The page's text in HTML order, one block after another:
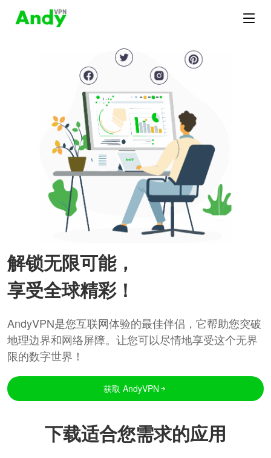
解锁无限可能，
享受全球精彩！
AndyVPN是您互联网体验的最佳伴侣，它帮助您突破
地理边界和网络屏障。让您可以尽情地享受这个无界
限的数字世界！
获取 AndyVPN
下载适合您需求的应用